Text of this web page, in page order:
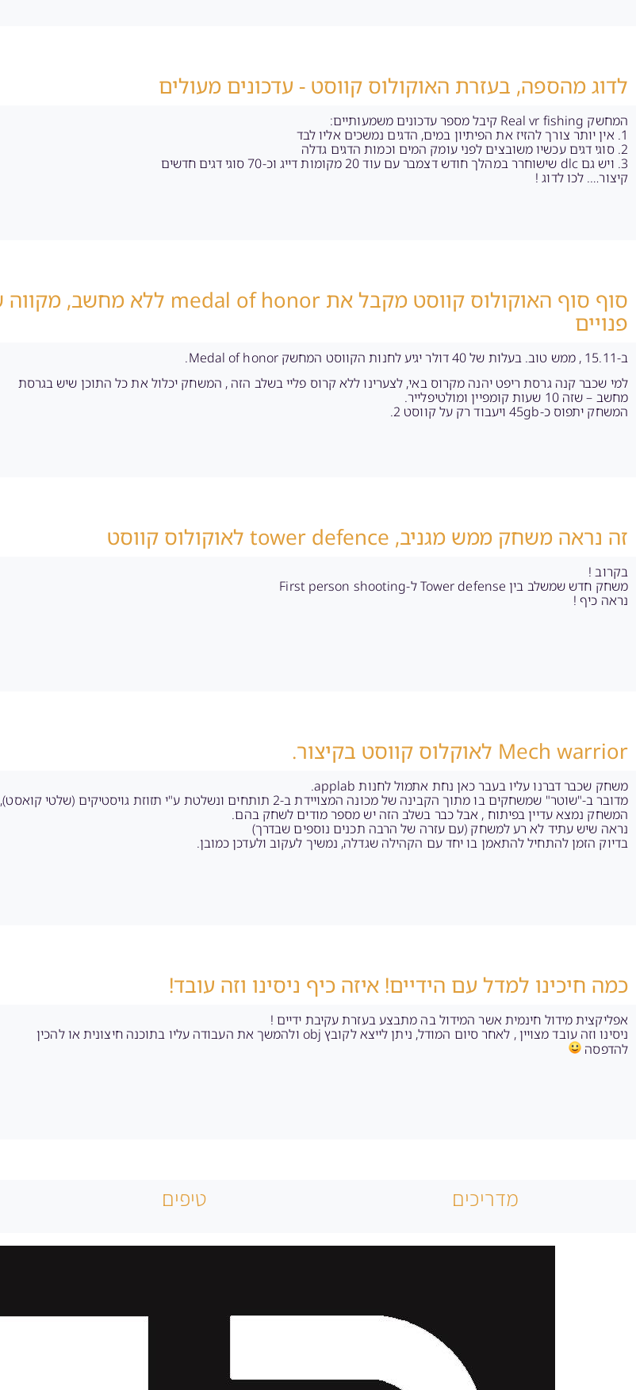
לדוג מהספה, בעזרת האוקולוס קווסט - עדכונים מעולים
המחשק Real vr fishing קיבל מספר עדכונים משמעותיים:
1. אין יותר צורך להזיז את הפיתיון במים, הדגים נמשכים אליו לבד
2. סוגי דגים עכשיו משובצים לפני עומק המים וכמות הדגים גדלה
3. ויש גם dlc שישוחרר במהלך חודש דצמבר עם עוד 20 מקומות דייג וכ-70 סוגי דגים חדשים
קיצור…. לכו לדוג !
פנויים
ב-15.11 , ממש טוב. בעלות של 40 דולר יגיע לחנות הקווסט המחשק Medal of honor.
למי שכבר קנה גרסת ריפט יהנה מקרוס באי, לצערינו ללא קרוס פליי בשלב הזה , המשחק יכלול את כל התוכן שיש בגרסת
מחשב – שזה 10 שעות קומפיין ומולטיפלייר.
המשחק יתפוס כ-45gb ויעבוד רק על קווסט 2.
זה נראה משחק ממש מגניב, tower defence לאוקולוס קווסט
בקרוב !
משחק חדש שמשלב בין Tower defense ל-First person shooting
נראה כיף !
Mech warrior לאוקלוס קווסט בקיצור.
משחק שכבר דברנו עליו בעבר כאן נחת אתמול לחנות applab.
מדובר ב-"שוטר" שמשחקים בו מתוך הקבינה של מכונה המצויידת ב-2 תותחים ונשלטת ע"י תזוזת גויסטיקים (שלטי קואסט),
המשחק נמצא עדיין בפיתוח , אבל כבר בשלב הזה יש מספר מודים לשחק בהם.
נראה שיש עתיד לא רע למשחק (עם עזרה של הרבה תכנים נוספים שבדרך)
בדיוק הזמן להתחיל להתאמן בו יחד עם הקהילה שגדלה, נמשיך לעקוב ולעדכן כמובן.
כמה חיכינו למדל עם הידיים! איזה כיף ניסינו וזה עובד!
אפליקצית מידול חינמית אשר המידול בה מתבצע בעזרת עקיבת ידיים !
ניסינו וזה עובד מצויין , לאחר סיום המודל, ניתן לייצא לקובץ obj ולהמשך את העבודה עליו בתוכנה חיצונית או להכין
להדפסה
מדריכים טיפים